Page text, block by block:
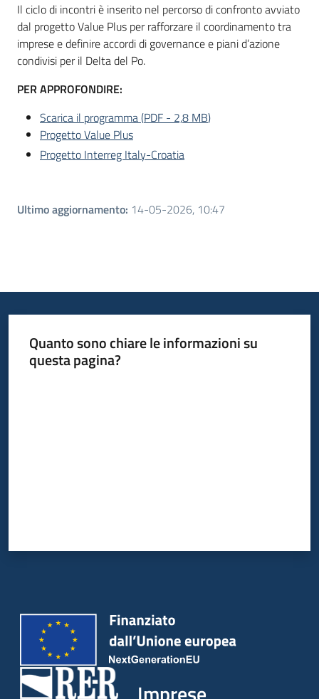
Il ciclo di incontri è inserito nel percorso di confronto avviato
dal progetto Value Plus per rafforzare il coordinamento tra
imprese e definire accordi di governance e piani d’azione
condivisi per il Delta del Po.
PER APPROFONDIRE:
Scarica il programma(PDF - 2,8 MB)
Progetto Value Plus
Progetto Interreg Italy-Croatia
Ultimo aggiornamento: 14-05-2026, 10:47
Quanto sono chiare le informazioni su
questa pagina?